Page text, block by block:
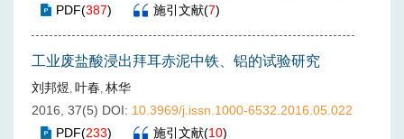
PDF(387) 施引文献(7)
工业废盐酸浸出拜耳赤泥中铁、铝的试验研究
刘邦煜, 叶春, 林华
2016, 37(5) DOI: 10.3969/j.issn.1000-6532.2016.05.022
PDF(233) 施引文献(10)